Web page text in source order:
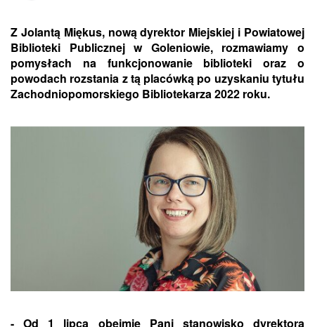
Z Jolantą Miękus, nową dyrektor Miejskiej i Powiatowej
Biblioteki Publicznej w Goleniowie, rozmawiamy o
pomysłach na funkcjonowanie biblioteki oraz o
powodach rozstania z tą placówką po uzyskaniu tytułu
Zachodniopomorskiego Bibliotekarza 2022 roku.
- Od 1 lipca obejmie Pani stanowisko dyrektora